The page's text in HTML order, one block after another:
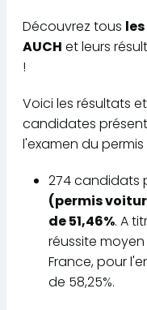
Découvrez tous
AUCH et leurs
!
Voici les résultats
candidates
l'examen du
274 candidats
(permis
de 51,46%. A
réussite
France, pour
de 58,25%.